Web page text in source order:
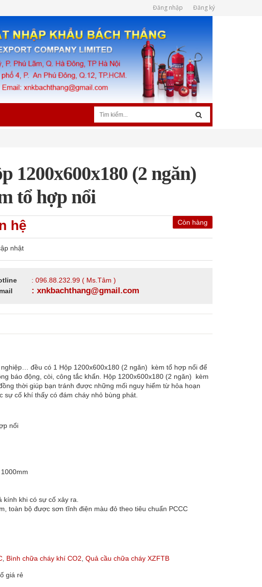
Đăng nhập Đăng ký
1200x600x180 (2 ngăn)
tổ hợp nổi
Còn hàng
hệ
nhật
: 096.88.232.99 ( Ms.Tâm )
: xnkbachthang@gmail.com
đều có 1 Hộp 1200x600x180 (2 ngăn) kèm tổ hợp nổi để
báo động, còi, công tắc khẩn. Hộp 1200x600x180 (2 ngăn) kèm
thời giúp bạn tránh được những mối nguy hiểm từ hỏa hoạn
cố khí thấy có đám cháy nhỏ bùng phát.
nổi
khi có sự cố xảy ra.
toàn bộ được sơn tĩnh điện màu đỏ theo tiêu chuẩn PCCC
, Bình chữa cháy khí CO2 Quả cầu chữa cháy XZFTB
giá rẻ